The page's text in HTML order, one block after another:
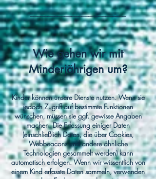
____________________________
Wie gehen wir mit
Minderjährigen um?
Kinder können unsere Dienste nutzen. Wenn sie
jedoch Zugriff auf bestimmte Funktionen
wünschen, müssen sie ggf. gewisse Angaben
machen. Die Erfassung einiger Daten
(einschließlich Daten, die über Cookies,
Webbeacons und andere ähnliche
Technologien gesammelt werden) kann
automatisch erfolgen. Wenn wir wissentlich von
einem Kind erfasste Daten sammeln, verwenden